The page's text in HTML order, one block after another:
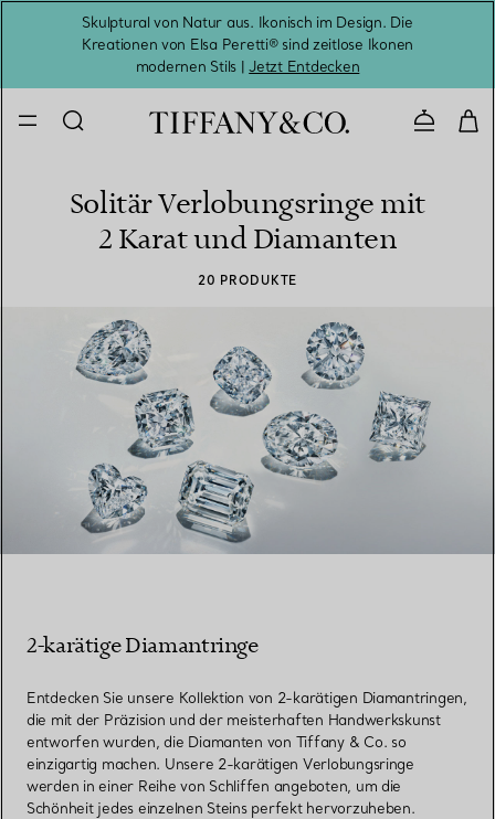
Skulptural von Natur aus. Ikonisch im Design. Die
Kreationen von Elsa Peretti® sind zeitlose Ikonen
modernen Stils |Jetzt Entdecken
Solitär Verlobungsringe mit
2 Karat und Diamanten
20 PRODUKTE
2-karätige Diamantringe
Entdecken Sie unsere Kollektion von 2-karätigen Diamantringen,
die mit der Präzision und der meisterhaften Handwerkskunst
entworfen wurden, die Diamanten von Tiffany & Co. so
einzigartig machen. Unsere 2-karätigen Verlobungsringe
werden in einer Reihe von Schliffen angeboten, um die
Schönheit jedes einzelnen Steins perfekt hervorzuheben.